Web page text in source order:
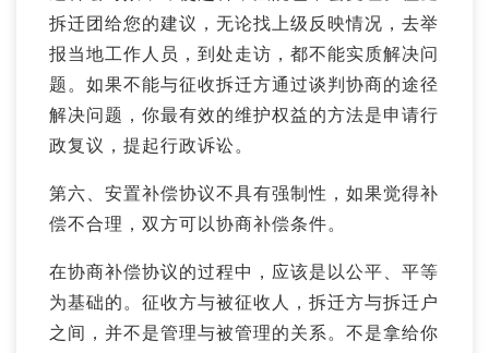
拆迁团给您的建议，无论找上级反映情况，去举
报当地工作人员，到处走访，都不能实质解决问
题。如果不能与征收拆迁方通过谈判协商的途径
解决问题，你最有效的维护权益的方法是申请行
政复议，提起行政诉讼。
第六、安置补偿协议不具有强制性，如果觉得补
偿不合理，双方可以协商补偿条件。
在协商补偿协议的过程中，应该是以公平、平等
为基础的。征收方与被征收人，拆迁方与拆迁户
之间，并不是管理与被管理的关系。不是拿给你